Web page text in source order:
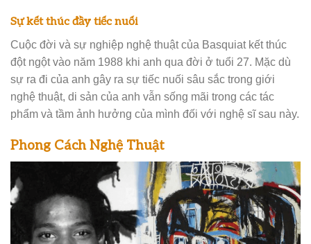
Sự kết thúc đầy tiếc nuối
Cuộc đời và sự nghiệp nghệ thuật của Basquiat kết thúc
đột ngột vào năm 1988 khi anh qua đời ở tuổi 27. Mặc dù
sự ra đi của anh gây ra sự tiếc nuối sâu sắc trong giới
nghệ thuật, di sản của anh vẫn sống mãi trong các tác
phẩm và tầm ảnh hưởng của mình đối với nghệ sĩ sau này.
Phong Cách Nghệ Thuật